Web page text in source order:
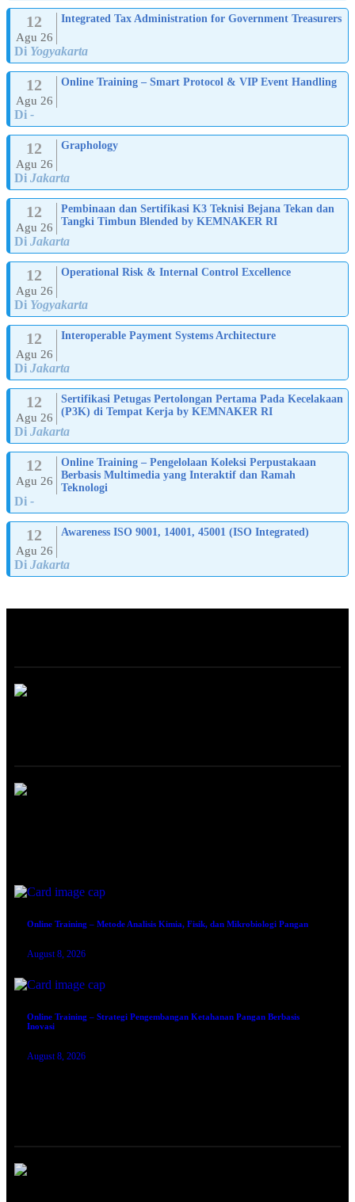
12
Agu 26
Integrated Tax Administration for Government Treasurers
Di Yogyakarta
12
Agu 26
Online Training – Smart Protocol & VIP Event Handling
Di -
12
Agu 26
Graphology
Di Jakarta
12
Agu 26
Pembinaan dan Sertifikasi K3 Teknisi Bejana Tekan dan
Tangki Timbun Blended by KEMNAKER RI
Di Jakarta
12
Agu 26
Operational Risk & Internal Control Excellence
Di Yogyakarta
12
Agu 26
Interoperable Payment Systems Architecture
Di Jakarta
12
Agu 26
Sertifikasi Petugas Pertolongan Pertama Pada Kecelakaan
(P3K) di Tempat Kerja by KEMNAKER RI
Di Jakarta
12
Agu 26
Online Training – Pengelolaan Koleksi Perpustakaan
Berbasis Multimedia yang Interaktif dan Ramah
Teknologi
Di -
12
Agu 26
Awareness ISO 9001, 14001, 45001 (ISO Integrated)
Di Jakarta
Online Training – Metode Analisis Kimia, Fisik, dan Mikrobiologi Pangan
August 8, 2026
Online Training – Strategi Pengembangan Ketahanan Pangan Berbasis
Inovasi
August 8, 2026